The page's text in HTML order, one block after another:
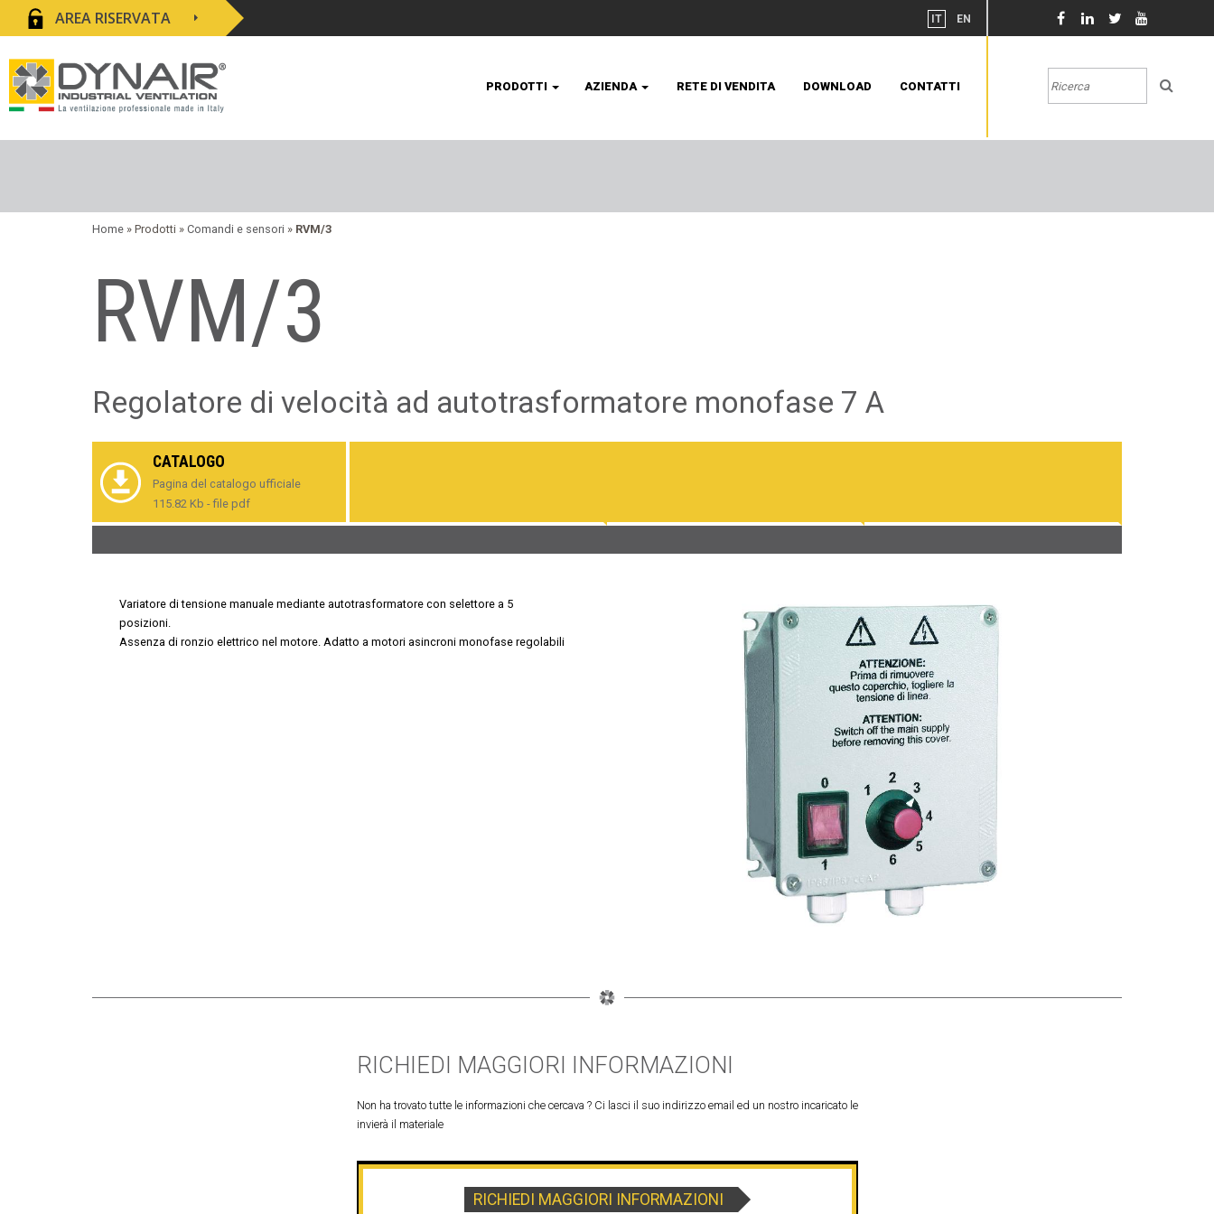
AREA RISERVATA IT EN
PRODOTTI AZIENDA RETE DI VENDITA DOWNLOAD CONTATTI
Home » Prodotti » Comandi e sensori » RVM/3
RVM/3
Regolatore di velocità ad autotrasformatore monofase 7 A
CATALOGO
Pagina del catalogo ufficiale
115.82 Kb - file pdf
Variatore di tensione manuale mediante autotrasformatore con selettore a 5
posizioni.
Assenza di ronzio elettrico nel motore. Adatto a motori asincroni monofase regolabili
RICHIEDI MAGGIORI INFORMAZIONI
Non ha trovato tutte le informazioni che cercava ? Ci lasci il suo indirizzo email ed un nostro incaricato le
invierà il materiale
RICHIEDI MAGGIORI INFORMAZIONI